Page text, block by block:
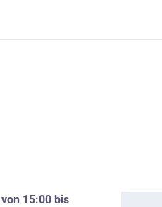
15:00 bis